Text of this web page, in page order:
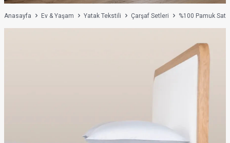
Anasayfa Ev & Yaşam Yatak Tekstili Çarşaf Setleri %100 Pamuk